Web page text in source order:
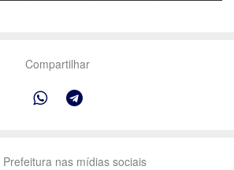
Compartilhar
Prefeitura nas mídias sociais